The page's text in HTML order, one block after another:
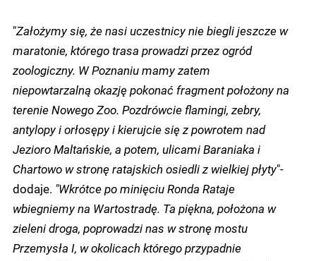
"Założymy się, że nasi uczestnicy nie biegli jeszcze w
maratonie, którego trasa prowadzi przez ogród
zoologiczny. W Poznaniu mamy zatem
niepowtarzalną okazję pokonać fragment położony na
terenie Nowego Zoo. Pozdrówcie flamingi, zebry,
antylopy i orłosępy i kierujcie się z powrotem nad
Jezioro Maltańskie, a potem, ulicami Baraniaka i
Chartowo w stronę ratajskich osiedli z wielkiej płyty"-
dodaje. "Wkrótce po minięciu Ronda Rataje
wbiegniemy na Wartostradę. Ta piękna, położona w
zieleni droga, poprowadzi nas w stronę mostu
Przemysła I, w okolicach którego przypadnie